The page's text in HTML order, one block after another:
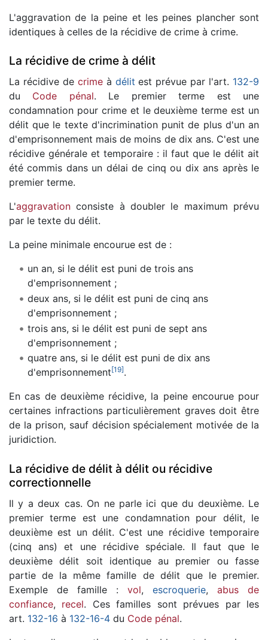
L'aggravation de la peine et les peines plancher sont
identiques à celles de la récidive de crime à crime.
La récidive de crime à délit
La récidive de crimeà délit est prévue par l'art. 132-9
du Code pénal. Le premier terme est une
condamnation pour crime et le deuxième terme est un
délit que le texte d'incrimination punit de plus d'un an
d'emprisonnement mais de moins de dix ans. C'est une
récidive générale et temporaire : il faut que le délit ait
été commis dans un délai de cinq ou dix ans après le
premier terme.
L'aggravation consiste à doubler le maximum prévu
par le texte du délit.
La peine minimale encourue est de :
un an, si le délit est puni de trois ans
d'emprisonnement ;
deux ans, si le délit est puni de cinq ans
d'emprisonnement ;
trois ans, si le délit est puni de sept ans
d'emprisonnement ;
quatre ans, si le délit est puni de dix ans
d'emprisonnement[19].
En cas de deuxième récidive, la peine encourue pour
certaines infractions particulièrement graves doit être
de la prison, sauf décision spécialement motivée de la
juridiction.
La récidive de délit à délit ou récidive
correctionnelle
Il y a deux cas. On ne parle ici que du deuxième. Le
premier terme est une condamnation pour délit, le
deuxième est un délit. C'est une récidive temporaire
(cinq ans) et une récidive spéciale. Il faut que le
deuxième délit soit identique au premier ou fasse
partie de la même famille de délit que le premier.
Exemple de famille : vol, escroquerie, abus de
confiance, recel. Ces familles sont prévues par les
art. 132-16 à 132-16-4 du Code pénal.